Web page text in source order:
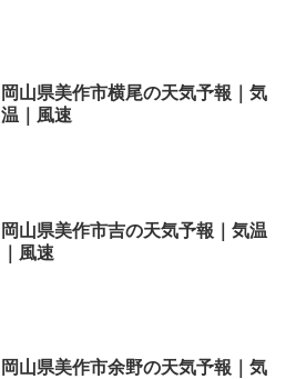
岡山県美作市横尾の天気予報｜気
温｜風速
岡山県美作市吉の天気予報｜気温
｜風速
岡山県美作市余野の天気予報｜気